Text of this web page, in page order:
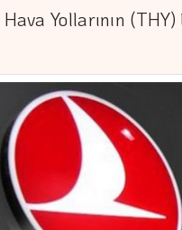
Yollarının (THY)